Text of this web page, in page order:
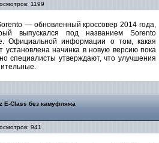
1199
— обновленный кроссовер 2014 года,
выпускался под названием Sorento
Официальной информации о том, какая
установлена начинка в новую версию пока
специалисты утверждают, что улучшения
E-Class без камуфляжа
941